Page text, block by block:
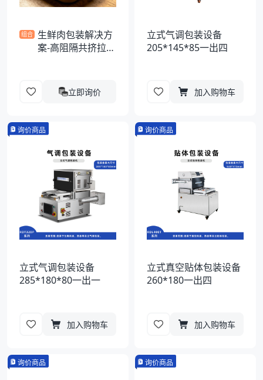
组合 生鲜肉包装解决方
案-高阻隔共挤拉伸
立即询价
立式气调包装设备
205*145*85一出四
加入购物车
询价商品
立式气调包装设备
285*180*80一出一
加入购物车
询价商品
立式真空贴体包装设备
260*180一出四
加入购物车
询价商品 询价商品